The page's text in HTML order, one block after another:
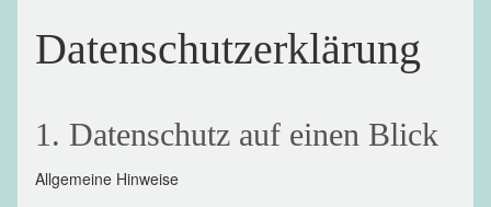
Datenschutzerklärung
1. Datenschutz auf einen Blick
Allgemeine Hinweise